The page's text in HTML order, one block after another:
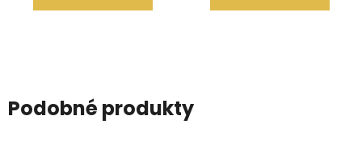
Podobné produkty